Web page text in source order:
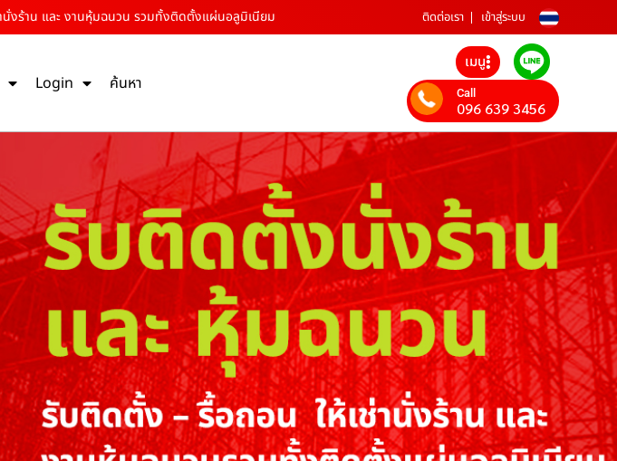
งร้าน และ งานหุ้มฉนวน รวมทั้งติดตั้งแผ่นอลูมิเนียม ติดต่อเรา เข้าสู่ระบบ
Login ค้นหา
เมนู
Call
096 639 3456